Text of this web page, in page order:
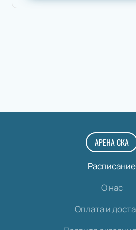
АРЕНА СКА
Расписание
О нас
Оплата и